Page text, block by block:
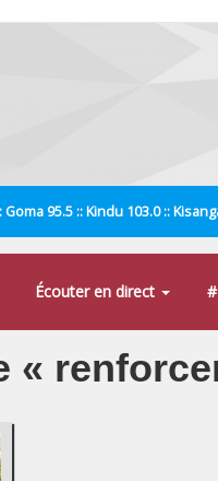
95.5 :: Kindu 103.0 ::
Écouter en direct
«